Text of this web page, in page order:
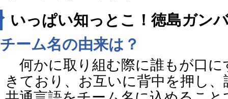
いっぱい知っとこ！徳島ガン
チーム名の由来は？
何かに取り組む際に誰もが口に
きており、お互いに背中を押し